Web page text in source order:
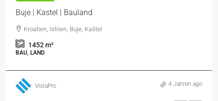
Buje | Kastel | Bauland
Kroatien, Istrien, Buje, Kaštel
1452m²
BAU, LAND
VistaPro 4 Jahren ago